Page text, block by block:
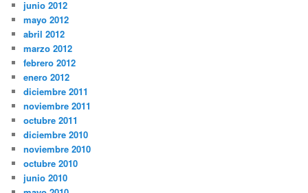
junio 2012
mayo 2012
abril 2012
marzo 2012
febrero 2012
enero 2012
diciembre 2011
noviembre 2011
octubre 2011
diciembre 2010
noviembre 2010
octubre 2010
junio 2010